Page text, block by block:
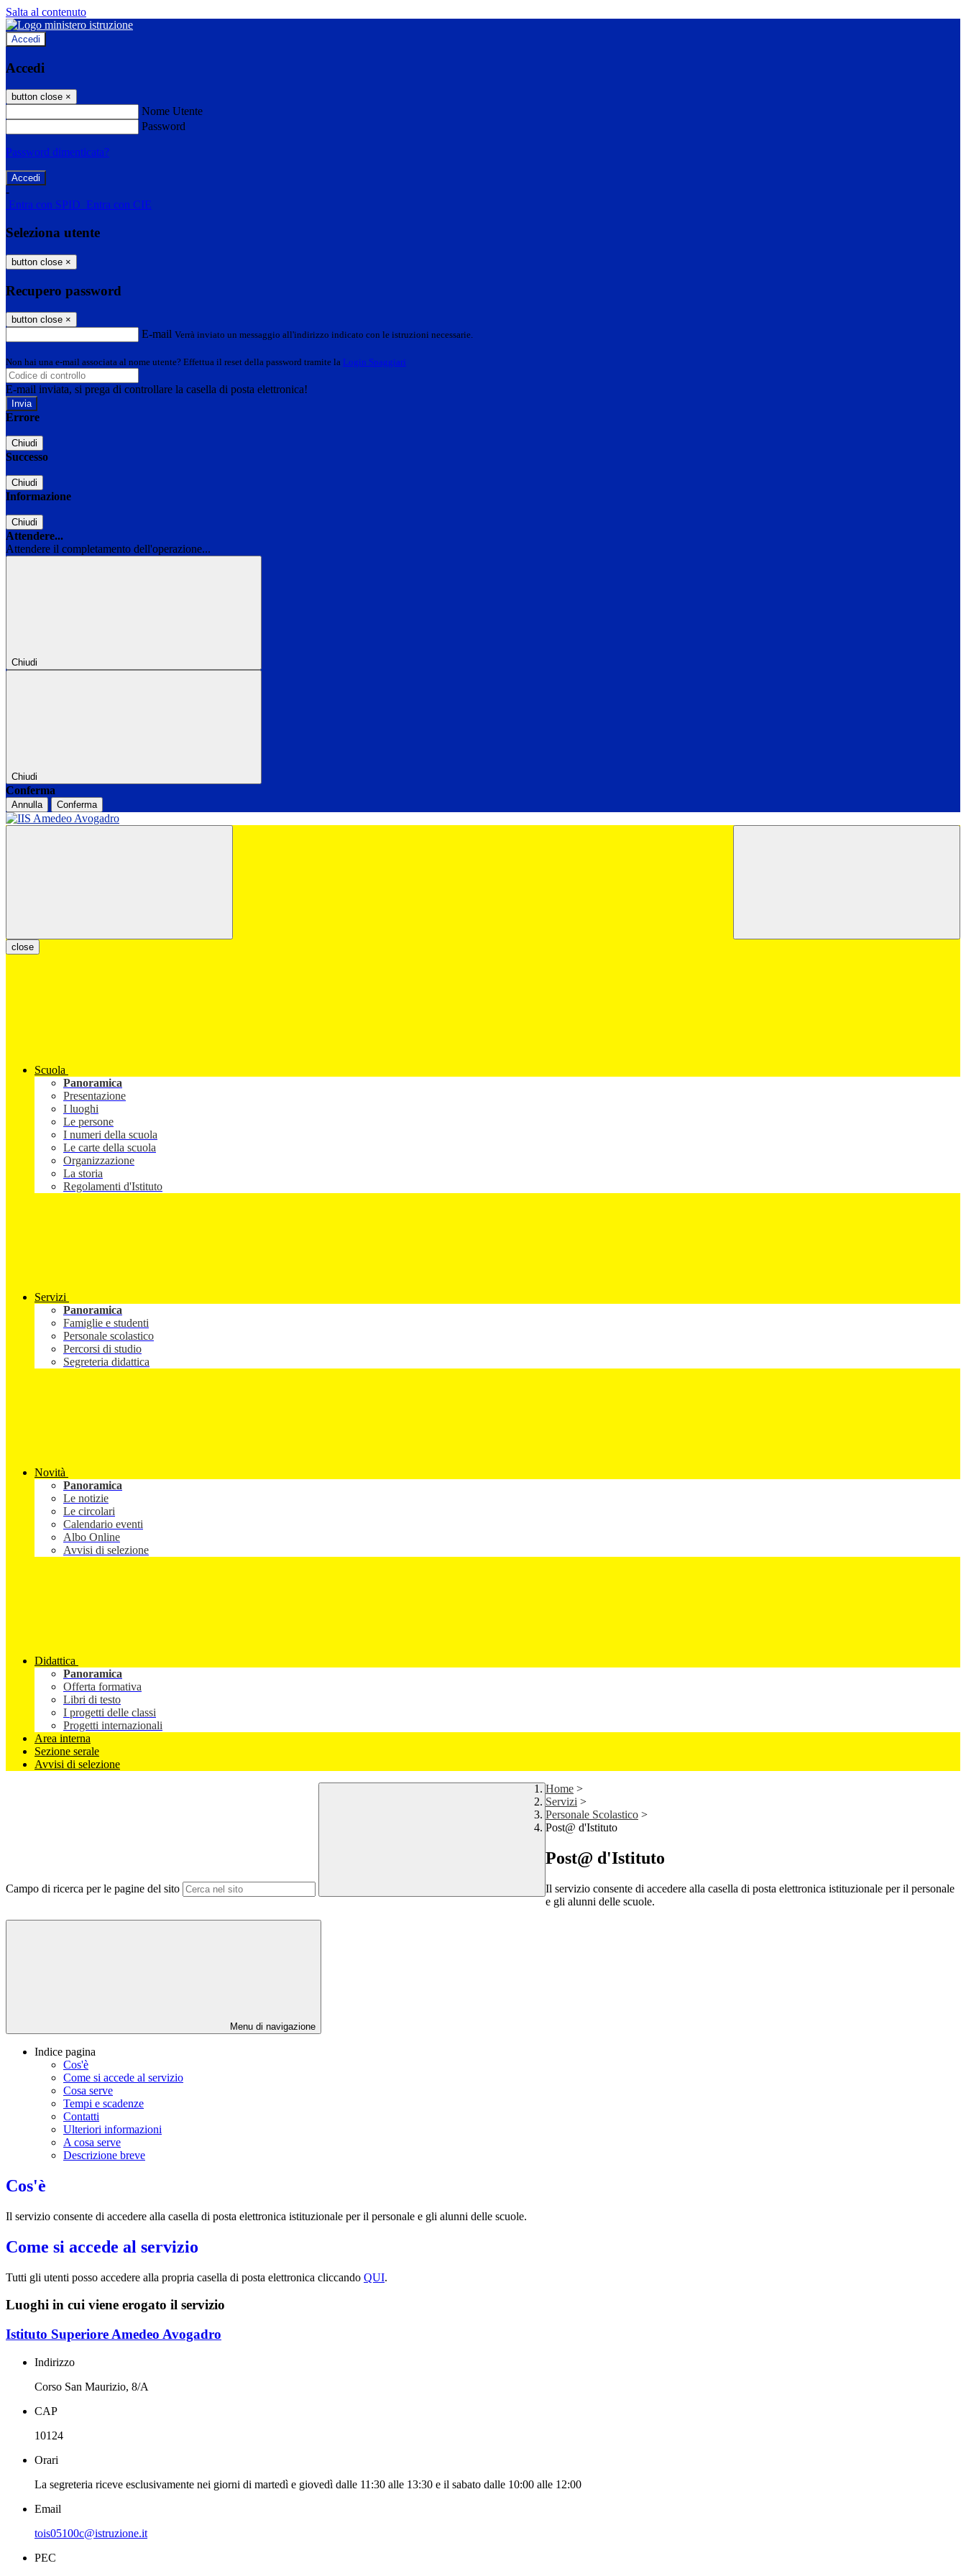
Salta al contenuto
Accedi
Accedi
button close ×
Nome Utente
Password
Password dimenticata?
-
Entra con SPID Entra con CIE
Seleziona utente
button close ×
Recupero password
button close ×
E-mail Verrà inviato un messaggio all'indirizzo indicato con le istruzioni necessarie.
Non hai una e-mail associata al nome utente? Effettua il reset della password tramite la Login Spaggiari
E-mail inviata, si prega di controllare la casella di posta elettronica!
Errore
Chiudi
Successo
Chiudi
Informazione
Chiudi
Attendere...
Attendere il completamento dell'operazione...
Chiudi
Chiudi
Conferma
Annulla Conferma
close
Scuola
Panoramica
Presentazione
I luoghi
Le persone
I numeri della scuola
Le carte della scuola
Organizzazione
La storia
Regolamenti d'Istituto
Servizi
Panoramica
Famiglie e studenti
Personale scolastico
Percorsi di studio
Segreteria didattica
Novità
Panoramica
Le notizie
Le circolari
Calendario eventi
Albo Online
Avvisi di selezione
Didattica
Panoramica
Offerta formativa
Libri di testo
I progetti delle classi
Progetti internazionali
Area interna
Sezione serale
Avvisi di selezione
Campo di ricerca per le pagine del sito
Home >
Servizi >
Personale Scolastico >
Post@ d'Istituto
Post@ d'Istituto
Il servizio consente di accedere alla casella di posta elettronica istituzionale per il personale
e gli alunni delle scuole.
Menu di navigazione
Indice pagina
Cos'è
Come si accede al servizio
Cosa serve
Tempi e scadenze
Contatti
Ulteriori informazioni
A cosa serve
Descrizione breve
Cos'è
Il servizio consente di accedere alla casella di posta elettronica istituzionale per il personale e gli alunni delle scuole.
Come si accede al servizio
Tutti gli utenti posso accedere alla propria casella di posta elettronica cliccando QUI.
Luoghi in cui viene erogato il servizio
Istituto Superiore Amedeo Avogadro
Indirizzo
Corso San Maurizio, 8/A
CAP
10124
Orari
La segreteria riceve esclusivamente nei giorni di martedì e giovedì dalle 11:30 alle 13:30 e il sabato dalle 10:00 alle 12:00
Email
tois05100c@istruzione.it
PEC